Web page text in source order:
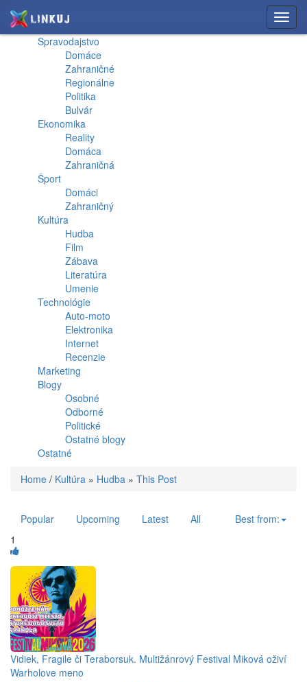
Spravodajstvo
Domáce
Zahraničné
Regionálne
Politika
Bulvár
Ekonomika
Reality
Domáca
Zahraničná
Šport
Domáci
Zahraničný
Kultúra
Hudba
Film
Zábava
Literatúra
Umenie
Technológie
Auto-moto
Elektronika
Internet
Recenzie
Marketing
Blogy
Osobné
Odborné
Politické
Ostatné blogy
Ostatné
Home / Kultúra » Hudba » This Post
Popular Upcoming Latest All
Best from:
1
Vidiek, Fragile či Teraborsuk. Multižánrový Festival Miková oživí
Warholove meno